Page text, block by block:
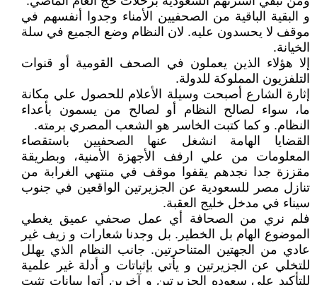
و البقية الباقية من الصحفيين الأمناء وجدوا أنفسهم في
موقف لا يحسدون عليه. لان النظام وضع الجميع في سلة
الخيانة.
إلا هؤلاء الذين يعملون في الصحف القومية أو قنوات
التلفزيون المملوكة للدولة.
إثارة الشارع أصبحت وسيلة الأعلام للحصول علي مكانة
ما، سواء لصالح النظام أو لصالح من يسمون بأعداء
النظام. و كما كتبت الخاسر هو الشعب المصري برمته.
القضايا الهامة انشغل عنها الصحفيين باستقصاء
المعلومات من علي ارفف الأجهزة الأمنية، وبطريقة
مقززة جدا نجدهم يقفوا موقف في منتهي الغرابة من
تنازل مصر للسعودية عن الجزيرتين الواقعين في جنوب
سيناء في مدخل خليج العقبة.
فلم نري من الصحافة أي عمل صحفي عميق يغطي
الموضوع الهام بل الخطير. بل وجدنا شعارات و زيف غير
عادي من الجهتين المتناحرتين. جانب النظام الذي يهلل
للتخلي عن الجزيرتين و يأتي بإثباتات و أدلة غير علمية
للتأكيد علي سعوده الجزيرتين و آخرين أتوا ببيانات تثبت